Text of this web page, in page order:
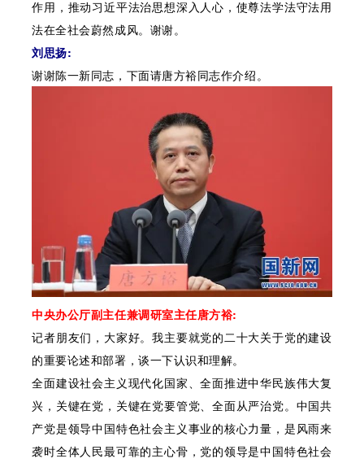
作用，推动习近平法治思想深入人心，使尊法学法守法用
法在全社会蔚然成风。谢谢。
刘思扬:
谢谢陈一新同志，下面请唐方裕同志作介绍。
中央办公厅副主任兼调研室主任唐方裕:
记者朋友们，大家好。我主要就党的二十大关于党的建设
的重要论述和部署，谈一下认识和理解。
全面建设社会主义现代化国家、全面推进中华民族伟大复
兴，关键在党，关键在党要管党、全面从严治党。中国共
产党是领导中国特色社会主义事业的核心力量，是风雨来
袭时全体人民最可靠的主心骨，党的领导是中国特色社会